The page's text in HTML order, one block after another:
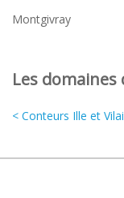
Montgivray
Les
< Conteurs Ille et